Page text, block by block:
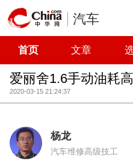
汽车
首页 文章
爱丽舍1.6手动油耗
2020-03-15 21:24:37
杨龙
汽车维修高级技工